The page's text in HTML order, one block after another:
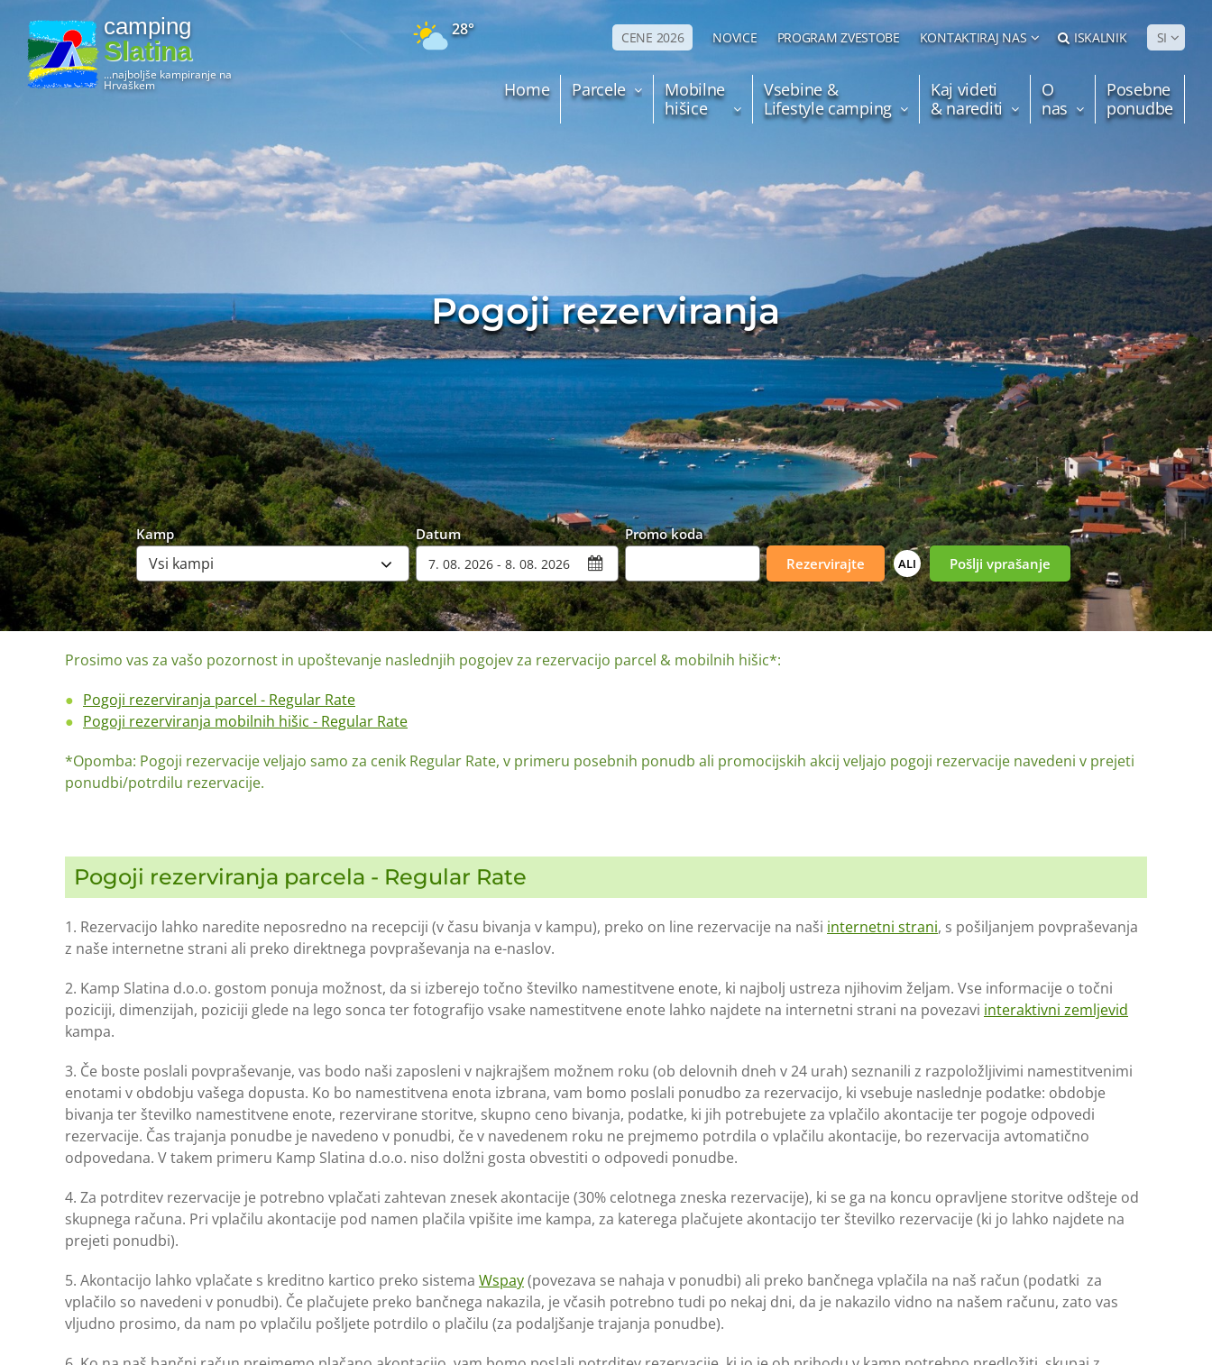
camping
Slatina
...najboljše kampiranje na
Hrvaškem
28° CENE 2026 NOVICE PROGRAM ZVESTOBE KONTAKTIRAJ NAS ISKALNIK SI
Home Parcele
Mobilne
hišice
Vsebine &
Lifestyle camping
Kaj videti
& narediti
O
nas
Posebne
ponudbe
Kamp Datum
Promo koda
Rezervirajte
ALI Pošlji vprašanje
Pogoji rezerviranja
Prosimo vas za vašo pozornost in upoštevanje naslednjih pogojev za rezervacijo parcel & mobilnih hišic*:
Pogoji rezerviranja parcel - Regular Rate
Pogoji rezerviranja mobilnih hišic - Regular Rate
*Opomba: Pogoji rezervacije veljajo samo za cenik Regular Rate, v primeru posebnih ponudb ali promocijskih akcij veljajo pogoji rezervacije navedeni v prejeti
ponudbi/potrdilu rezervacije.
Pogoji rezerviranja parcela - Regular Rate
1. Rezervacijo lahko naredite neposredno na recepciji (v času bivanja v kampu), preko on line rezervacije na naši internetni strani, s pošiljanjem povpraševanja
z naše internetne strani ali preko direktnega povpraševanja na e-naslov.
2. Kamp Slatina d.o.o. gostom ponuja možnost, da si izberejo točno številko namestitvene enote, ki najbolj ustreza njihovim željam. Vse informacije o točni
poziciji, dimenzijah, poziciji glede na lego sonca ter fotografijo vsake namestitvene enote lahko najdete na internetni strani na povezavi interaktivni zemljevid
kampa.
3. Če boste poslali povpraševanje, vas bodo naši zaposleni v najkrajšem možnem roku (ob delovnih dneh v 24 urah) seznanili z razpoložljivimi namestitvenimi
enotami v obdobju vašega dopusta. Ko bo namestitvena enota izbrana, vam bomo poslali ponudbo za rezervacijo, ki vsebuje naslednje podatke: obdobje
bivanja ter številko namestitvene enote, rezervirane storitve, skupno ceno bivanja, podatke, ki jih potrebujete za vplačilo akontacije ter pogoje odpovedi
rezervacije. Čas trajanja ponudbe je navedeno v ponudbi, če v navedenem roku ne prejmemo potrdila o vplačilu akontacije, bo rezervacija avtomatično
odpovedana. V takem primeru Kamp Slatina d.o.o. niso dolžni gosta obvestiti o odpovedi ponudbe.
4. Za potrditev rezervacije je potrebno vplačati zahtevan znesek akontacije (30% celotnega zneska rezervacije), ki se ga na koncu opravljene storitve odšteje od
skupnega računa. Pri vplačilu akontacije pod namen plačila vpišite ime kampa, za katerega plačujete akontacijo ter številko rezervacije (ki jo lahko najdete na
prejeti ponudbi).
5. Akontacijo lahko vplačate s kreditno kartico preko sistema Wspay(povezava se nahaja v ponudbi) ali preko bančnega vplačila na naš račun (podatki za
vplačilo so navedeni v ponudbi). Če plačujete preko bančnega nakazila, je včasih potrebno tudi po nekaj dni, da je nakazilo vidno na našem računu, zato vas
vljudno prosimo, da nam po vplačilu pošljete potrdilo o plačilu (za podaljšanje trajanja ponudbe).